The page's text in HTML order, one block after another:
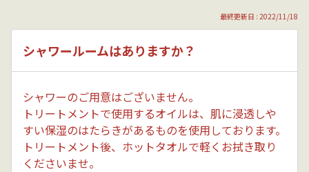
最終更新日 : 2022/11/18
シャワールームはありますか？
シャワーのご用意はございません。
トリートメントで使用するオイルは、肌に浸透しや
すい保湿のはたらきがあるものを使用しております。
トリートメント後、ホットタオルで軽くお拭き取り
くださいませ。